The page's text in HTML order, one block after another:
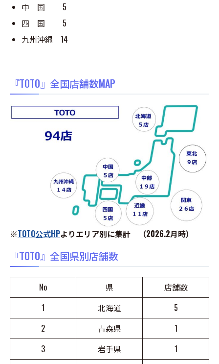
中 国 5
四 国 5
九州沖縄 14
『TOTO』全国店舗数MAP
※TOTO公式HPよりエリア別に集計 （2026.2月時）
『TOTO』全国県別店舗数
No 県
店舗数
1
北海道
5
2
青森県
1
3
岩手県
1